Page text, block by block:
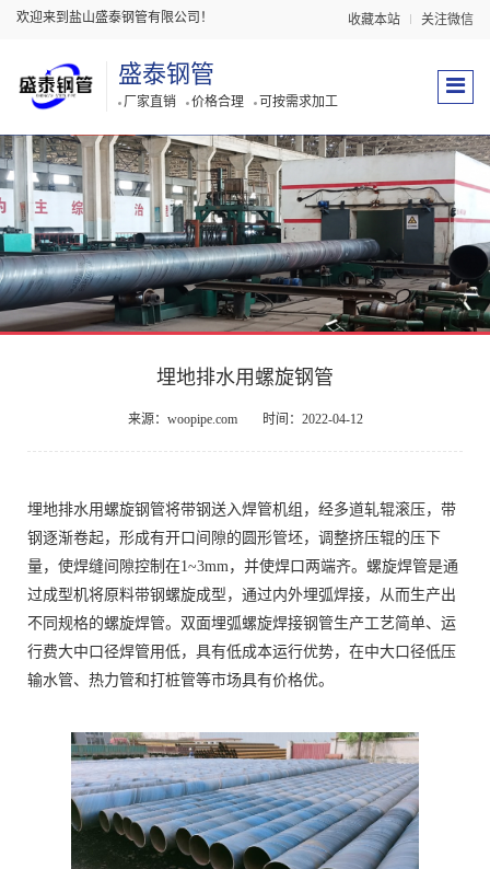
欢迎来到盐山盛泰钢管有限公司！ 收藏本站 关注微信
盛泰钢管
厂家直销 价格合理 可按需求加工
埋地排水用螺旋钢管
来源：woopipe.com 时间：2022-04-12
埋地排水用螺旋钢管将带钢送入焊管机组，经多道轧辊滚压，带
钢逐渐卷起，形成有开口间隙的圆形管坯，调整挤压辊的压下
量，使焊缝间隙控制在1~3mm，并使焊口两端齐。螺旋焊管是通
过成型机将原料带钢螺旋成型，通过内外埋弧焊接，从而生产出
不同规格的螺旋焊管。双面埋弧螺旋焊接钢管生产工艺简单、运
行费大中口径焊管用低，具有低成本运行优势，在中大口径低压
输水管、热力管和打桩管等市场具有价格优。